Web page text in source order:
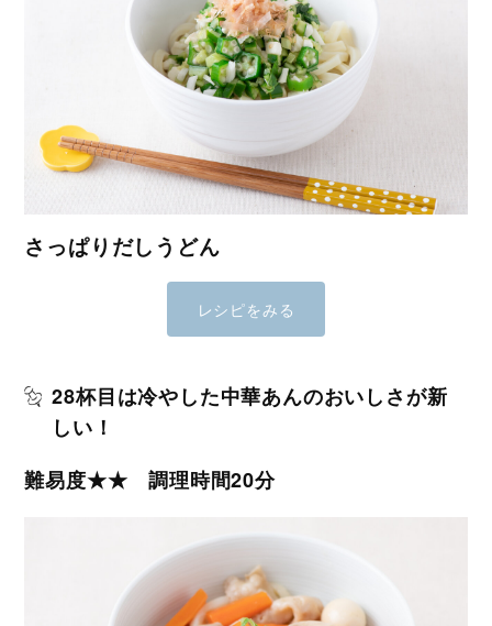
さっぱりだしうどん
レシピをみる
28杯目は冷やした中華あんのおいしさが新
しい！
難易度★★ 調理時間20分